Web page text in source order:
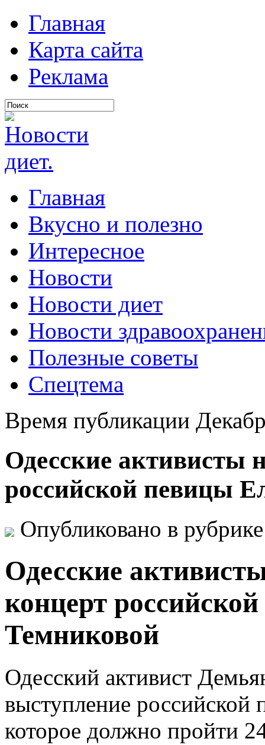
Главная
Карта сайта
Реклама
Главная
Вкусно и полезно
Интересное
Новости
Новости диет
Новости
Полезные советы
Спецтема
Время публикации
Одесские активисты
российской певицы
Опубликовано в
Одесские
концерт
Темниковой
Одесский активист
выступление
которое должно пройти